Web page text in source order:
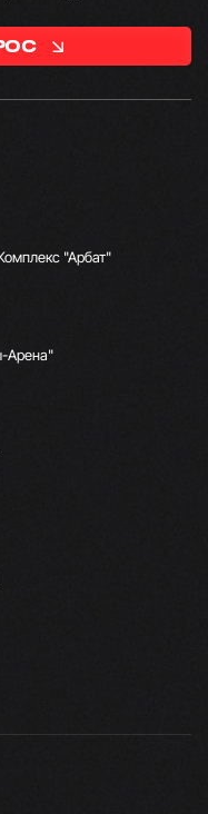
"Арбат"
Арена"